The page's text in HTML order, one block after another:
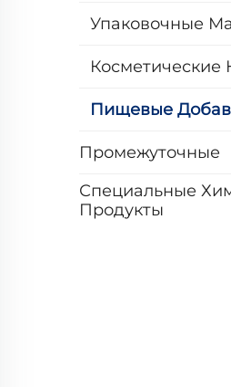
Упаковочные
Косметические
Пищевые
Промежуточные
Специальные
Продукты